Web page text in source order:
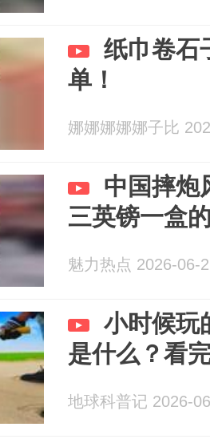
纸巾卷石
单！
娜娜娜娜娜子比
中国摔炮
三英镑一盒
魅力热点 2026-06-
小时候玩
是什么？看
地球科普记 2026-